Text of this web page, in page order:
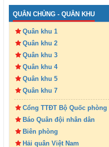
QUÂN CHỦNG - QUÂN KHU
Quân khu 1
Quân khu 2
Quân khu 3
Quân khu 4
Quân khu 5
Quân khu 7
Cổng TTĐT Bộ Quốc phòng
Báo Quân đội nhân dân
Biên phòng
Hải quân Việt Nam